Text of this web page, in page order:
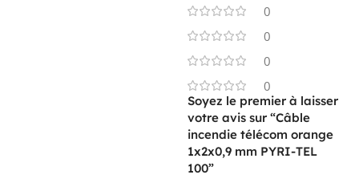
0
0
0
0
Soyez le premier à laisser
votre avis sur “Câble
incendie télécom orange
1x2x0,9 mm PYRI-TEL
100”